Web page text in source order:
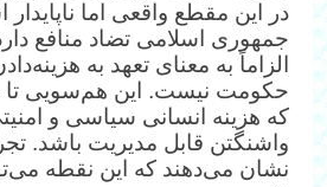
در این مقطع واقعی اما ناپایدار
جمهوری اسلامی تضاد منافع
الزاماً به معنای تعهد به
حکومت نیست. این هم‌سویی تا
که هزینه انسانی سیاسی و
واشنگتن قابل مدیریت باشد.
نشان می‌دهند که این نقطه